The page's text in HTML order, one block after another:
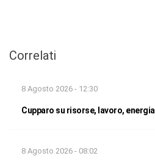
Correlati
8 Agosto 2026 - 12:30
Cupparo su risorse, lavoro,
8 Agosto 2026 - 08:02